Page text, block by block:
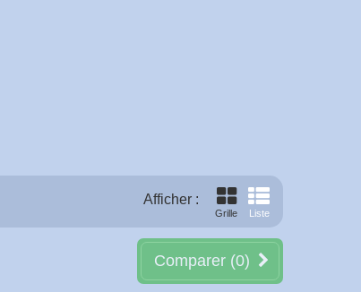
Afficher :
Grille Liste
Comparer (0)